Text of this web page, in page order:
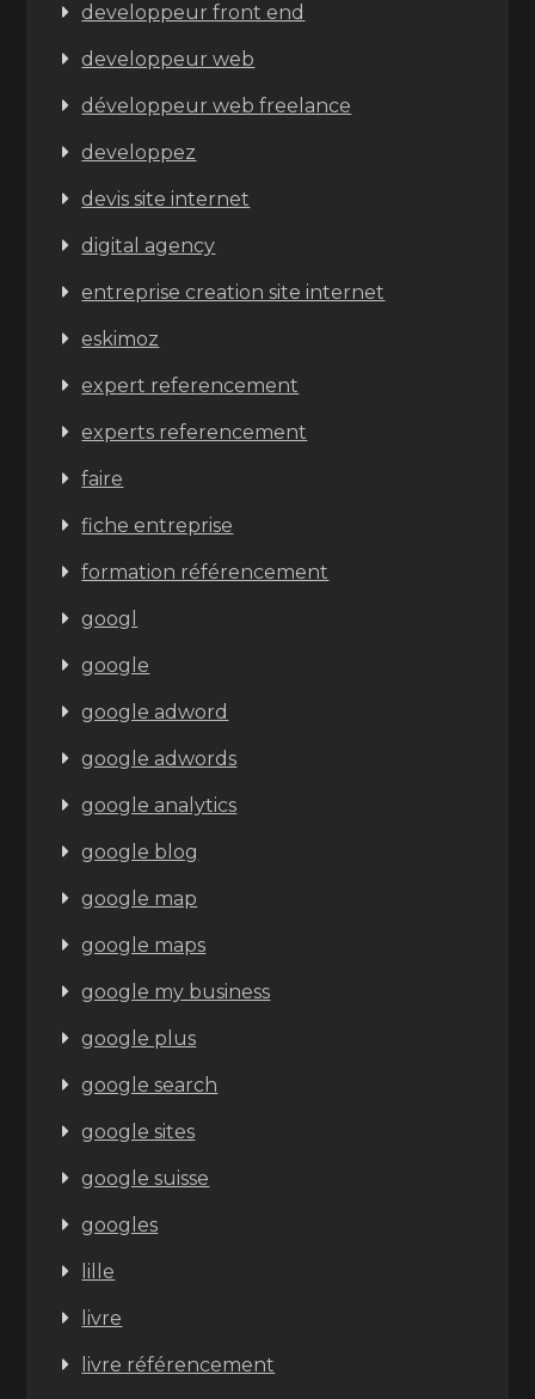
developpeur front end
developpeur web
développeur web freelance
developpez
devis site internet
digital agency
entreprise creation site internet
eskimoz
expert referencement
experts referencement
faire
fiche entreprise
formation référencement
googl
google
google adword
google adwords
google analytics
google blog
google map
google maps
google my business
google plus
google search
google sites
google suisse
googles
lille
livre
livre référencement